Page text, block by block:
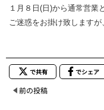
１月８日(日)から通常営業
ご迷惑をお掛け致しますが
で共有 でシェア
前の投稿